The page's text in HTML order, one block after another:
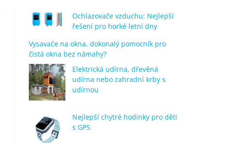
Ochlazovače vzduchu: Nejlepší
řešení pro horké letní dny
Vysavače na okna, dokonalý pomocník pro
čistá okna bez námahy?
Elektrická udírna, dřevěná
udírna nebo zahradní krby s
udírnou
Nejlepší chytré hodinky pro děti
s GPS